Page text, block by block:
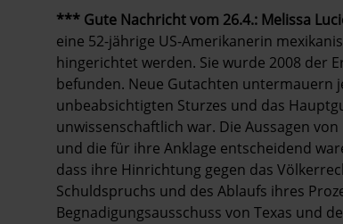
*** Gute Nachricht vom 26.4.: Melissa
eine 52-jährige US-Amerikanerin
hingerichtet werden. Sie wurde 2008 der
befunden. Neue Gutachten untermauern
unbeabsichtigten Sturzes und das
unwissenschaftlich war. Die Aussagen
und die für ihre Anklage entscheidend
dass ihre Hinrichtung gegen das
Schuldspruchs und des Ablaufs ihres
Begnadigungsausschuss von Texas und